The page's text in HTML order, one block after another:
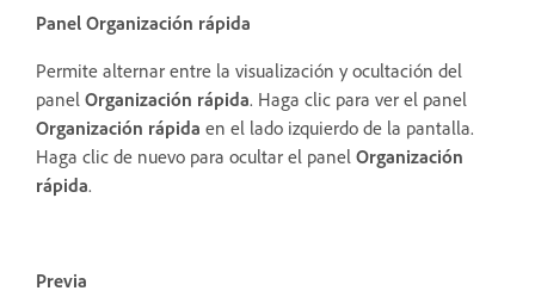
Panel Organización rápida
Permite alternar entre la visualización y ocultación del
panel Organización rápida. Haga clic para ver el panel
Organización rápida en el lado izquierdo de la pantalla.
Haga clic de nuevo para ocultar el panel Organización
rápida.
Previa